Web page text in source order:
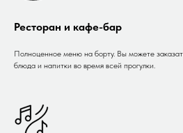
Ресторан и кафе-бар
Полноценное меню на борту. Вы можете
блюда и напитки во время всей прогулки.